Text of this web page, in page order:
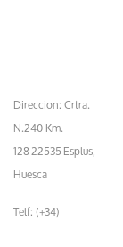
Direccion: Crtra.
N.240 Km.
128 22535 Esplus,
Huesca
Telf: (+34)